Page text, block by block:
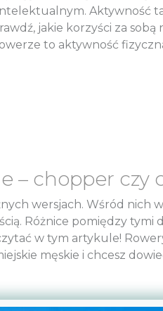
Aktywność
jakie korzyści za sobą
to aktywność
– chopper czy
wersjach. Wśród nich
Różnice pomiędzy tymi
w tym artykule!
męskie i chcesz